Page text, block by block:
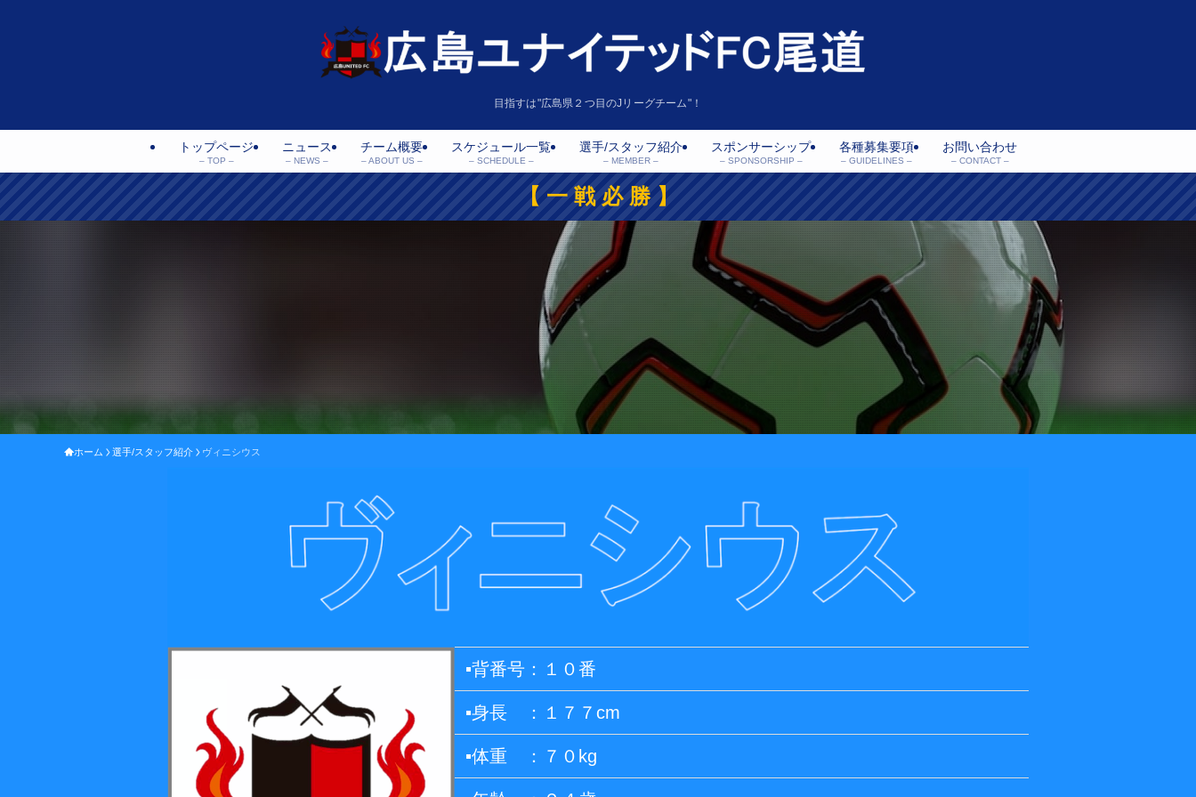
目指すは"広島県２つ目のJリーグチーム"！
トップページ
– TOP –
ニュース
– NEWS –
チーム概要
– ABOUT US –
スケジュール一覧
– SCHEDULE –
選手/スタッフ紹介
– MEMBER –
スポンサーシップ
– SPONSORSHIP –
各種募集要項
– GUIDELINES –
お問い合わせ
– CONTACT –
【 一 戦 必 勝 】
ホーム 選手/スタッフ紹介 ヴィニシウス
▪️背番号：１０番
▪️身長 ：１７７cm
▪️体重 ：７０kg